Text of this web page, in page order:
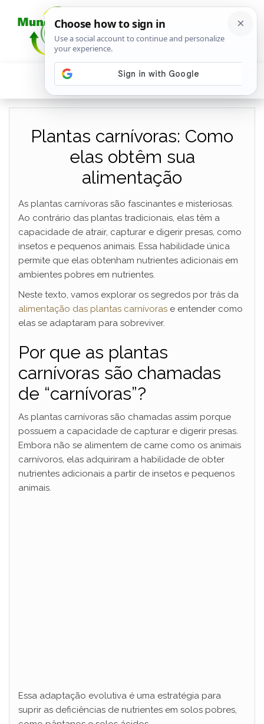
Plantas carnívoras: Como
elas obtêm sua
alimentação
As plantas carnívoras são fascinantes e misteriosas.
Ao contrário das plantas tradicionais, elas têm a
capacidade de atrair, capturar e digerir presas, como
insetos e pequenos animais. Essa habilidade única
permite que elas obtenham nutrientes adicionais em
ambientes pobres em nutrientes.
Neste texto, vamos explorar os segredos por trás da
alimentação das plantas carnívoras e entender como
elas se adaptaram para sobreviver.
Por que as plantas
carnívoras são chamadas
de “carnívoras”?
As plantas carnívoras são chamadas assim porque
possuem a capacidade de capturar e digerir presas.
Embora não se alimentem de carne como os animais
carnívoros, elas adquiriram a habilidade de obter
nutrientes adicionais a partir de insetos e pequenos
animais.
Essa adaptação evolutiva é uma estratégia para
suprir as deficiências de nutrientes em solos pobres,